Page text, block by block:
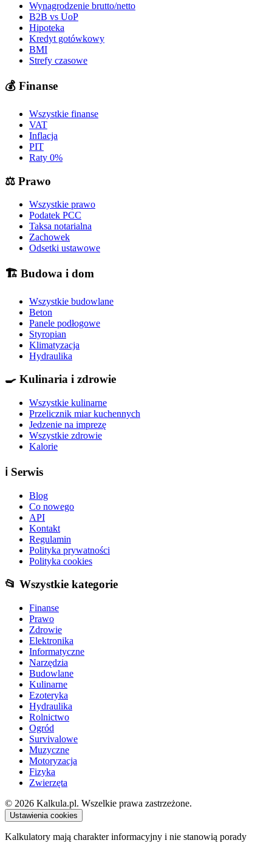
Wynagrodzenie brutto/netto
B2B vs UoP
Hipoteka
Kredyt gotówkowy
BMI
Strefy czasowe
💰 Finanse
Wszystkie finanse
VAT
Inflacja
PIT
Raty 0%
⚖️ Prawo
Wszystkie prawo
Podatek PCC
Taksa notarialna
Zachowek
Odsetki ustawowe
🏗️ Budowa i dom
Wszystkie budowlane
Beton
Panele podłogowe
Styropian
Klimatyzacja
Hydraulika
🍳 Kulinaria i zdrowie
Wszystkie kulinarne
Przelicznik miar kuchennych
Jedzenie na imprezę
Wszystkie zdrowie
Kalorie
ℹ️ Serwis
Blog
Co nowego
API
Kontakt
Regulamin
Polityka prywatności
Polityka cookies
📂 Wszystkie kategorie
Finanse
Prawo
Zdrowie
Elektronika
Informatyczne
Narzędzia
Budowlane
Kulinarne
Ezoteryka
Hydraulika
Rolnictwo
Ogród
Survivalowe
Muzyczne
Motoryzacja
Fizyka
Zwierzęta
© 2026 Kalkula.pl. Wszelkie prawa zastrzeżone.
Ustawienia cookies
Kalkulatory mają charakter informacyjny i nie stanowią porady